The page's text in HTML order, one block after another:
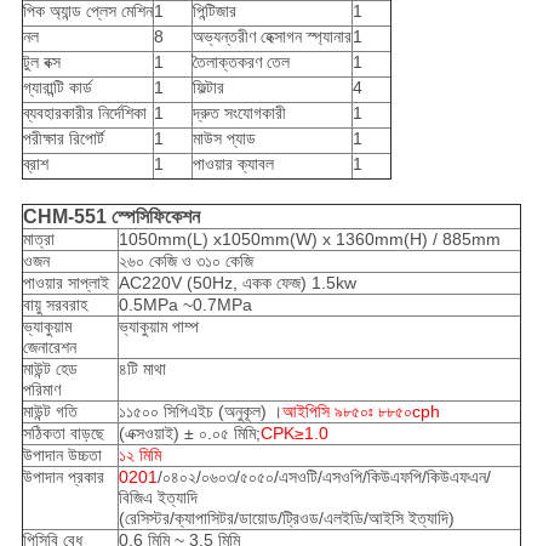
পিক অ্যান্ড প্লেস মেশিন1 পিন্টিজার
1
নল
8 অভ্যন্তরীণ হেক্সাগন স্প্যানার1
টুল বক্স
1 তৈলাক্তকরণ তেল
1
গ্যারান্টি কার্ড
1 ফিল্টার
4
ব্যবহারকারীর নির্দেশিকা 1 দ্রুত সংযোগকারী
1
পরীক্ষার রিপোর্ট
1 মাউস প্যাড
1
ব্রাশ
1 পাওয়ার ক্যাবল 1
CHM-551 স্পেসিফিকেশন
মাত্রা
1050mm(L) x1050mm(W) x 1360mm(H) / 885mm
ওজন
২৬০ কেজি ও ৩১০ কেজি
পাওয়ার সাপ্লাই AC220V (50Hz, একক ফেজ) 1.5kw
বায়ু সরবরাহ
0.5MPa ~0.7MPa
ভ্যাকুয়াম
জেনারেশন
ভ্যাকুয়াম পাম্প
মাউন্ট হেড
পরিমাণ
৪টি মাথা
মাউন্ট গতি ১১৫০০ সিপিএইচ (অনুকূল) ।আইপিসি ৯৮৫০ঃ ৮৮৫০cph
সঠিকতা বাড়ছে
(এক্সওয়াই) ± ০.০৫ মিমি;CPK≥1.0
উপাদান উচ্চতা
১২ মিমি
উপাদান প্রকার
0201/০৪০২/০৬০৩/৫০৫০/এসওটি/এসওপি/কিউএফপি/কিউএফএন/
বিজিএ ইত্যাদি
(রেসিস্টর/ক্যাপাসিটর/ডায়োড/ট্রিওড/এলইডি/আইসি ইত্যাদি)
পিসিবি বেধ
0.6 মিমি ~ 3.5 মিমি